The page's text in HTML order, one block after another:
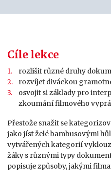
Cíle lekce
rozlišit různé druhy
rozvíjet diváckou
osvojit si základy pro
zkoumání filmového
Přestože snažit se
jako jíst želé bambusovými
vytvářených kategorií
žáky s různými typy
popisuje způsoby, jakými